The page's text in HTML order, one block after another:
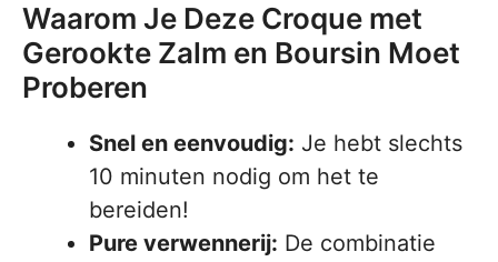
Waarom Je Deze Croque met
Gerookte Zalm en Boursin Moet
Proberen
Snel en eenvoudig: Je hebt slechts
10 minuten nodig om het te
bereiden!
Pure verwennerij: De combinatie